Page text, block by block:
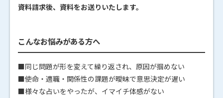
資料請求後、資料をお送りいたします。
こんなお悩みがある方へ
■同じ問題が形を変えて繰り返され、原因が掴めない
■使命・適職・関係性の課題が曖昧で意思決定が遅い
■様々な占いをやったが、イマイチ体感がない